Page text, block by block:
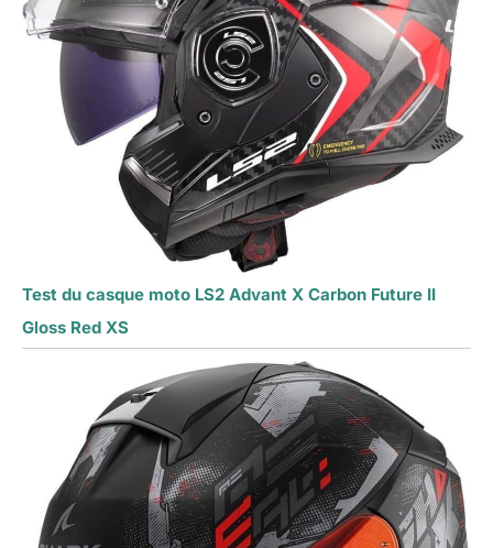
Test du casque moto LS2 Advant X Carbon Future II
Gloss Red XS